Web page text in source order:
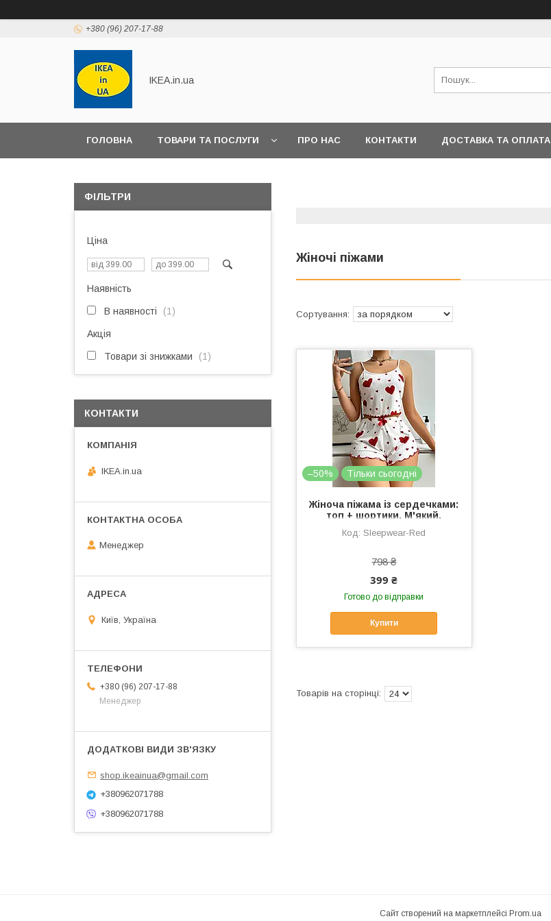
+380 (96) 207-17-88
IKEA.in.ua
ГОЛОВНА ТОВАРИ ТА ПОСЛУГИ ПРО НАС КОНТАКТИ ДОСТАВКА ТА ОПЛАТА
Жіночі піжами
–50% Тільки сьогодні
Жіноча піжама із сердечками:
топ + шортики. М'який,
піжамний комплект шорти
Sleepwear-Red
798 ₴
399 ₴
Готово до відправки
Купити
ФІЛЬТРИ
Ціна
Наявність
В наявності 1
Акція
Товари зі знижками 1
КОНТАКТИ
IKEA.in.ua
Менеджер
Київ, Україна
+380 (96) 207-17-88
Менеджер
shop.ikeainua@gmail.com
+380962071788
+380962071788
Сайт створений на маркетплейсі Prom.ua